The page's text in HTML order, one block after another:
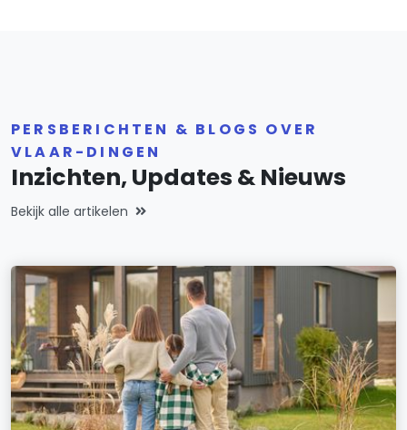
PERSBERICHTEN & BLOGS OVER
VLAAR-DINGEN
Inzichten, Updates & Nieuws
Bekijk alle artikelen